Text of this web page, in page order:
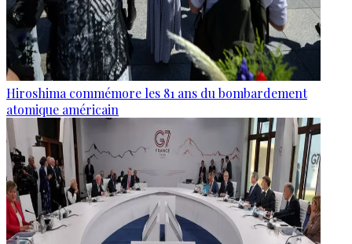
Hiroshima commémore les 81 ans du bombardement
atomique américain